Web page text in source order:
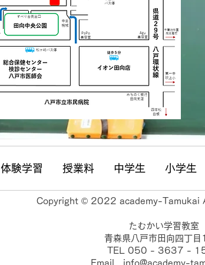
体験学習 授業料 中学生 小学生
Copyright © 2022 academy-Tamukai
たむかい学習教室
青森県八戸市田向四丁
TEL 050 - 3637 -
Email info@academy-